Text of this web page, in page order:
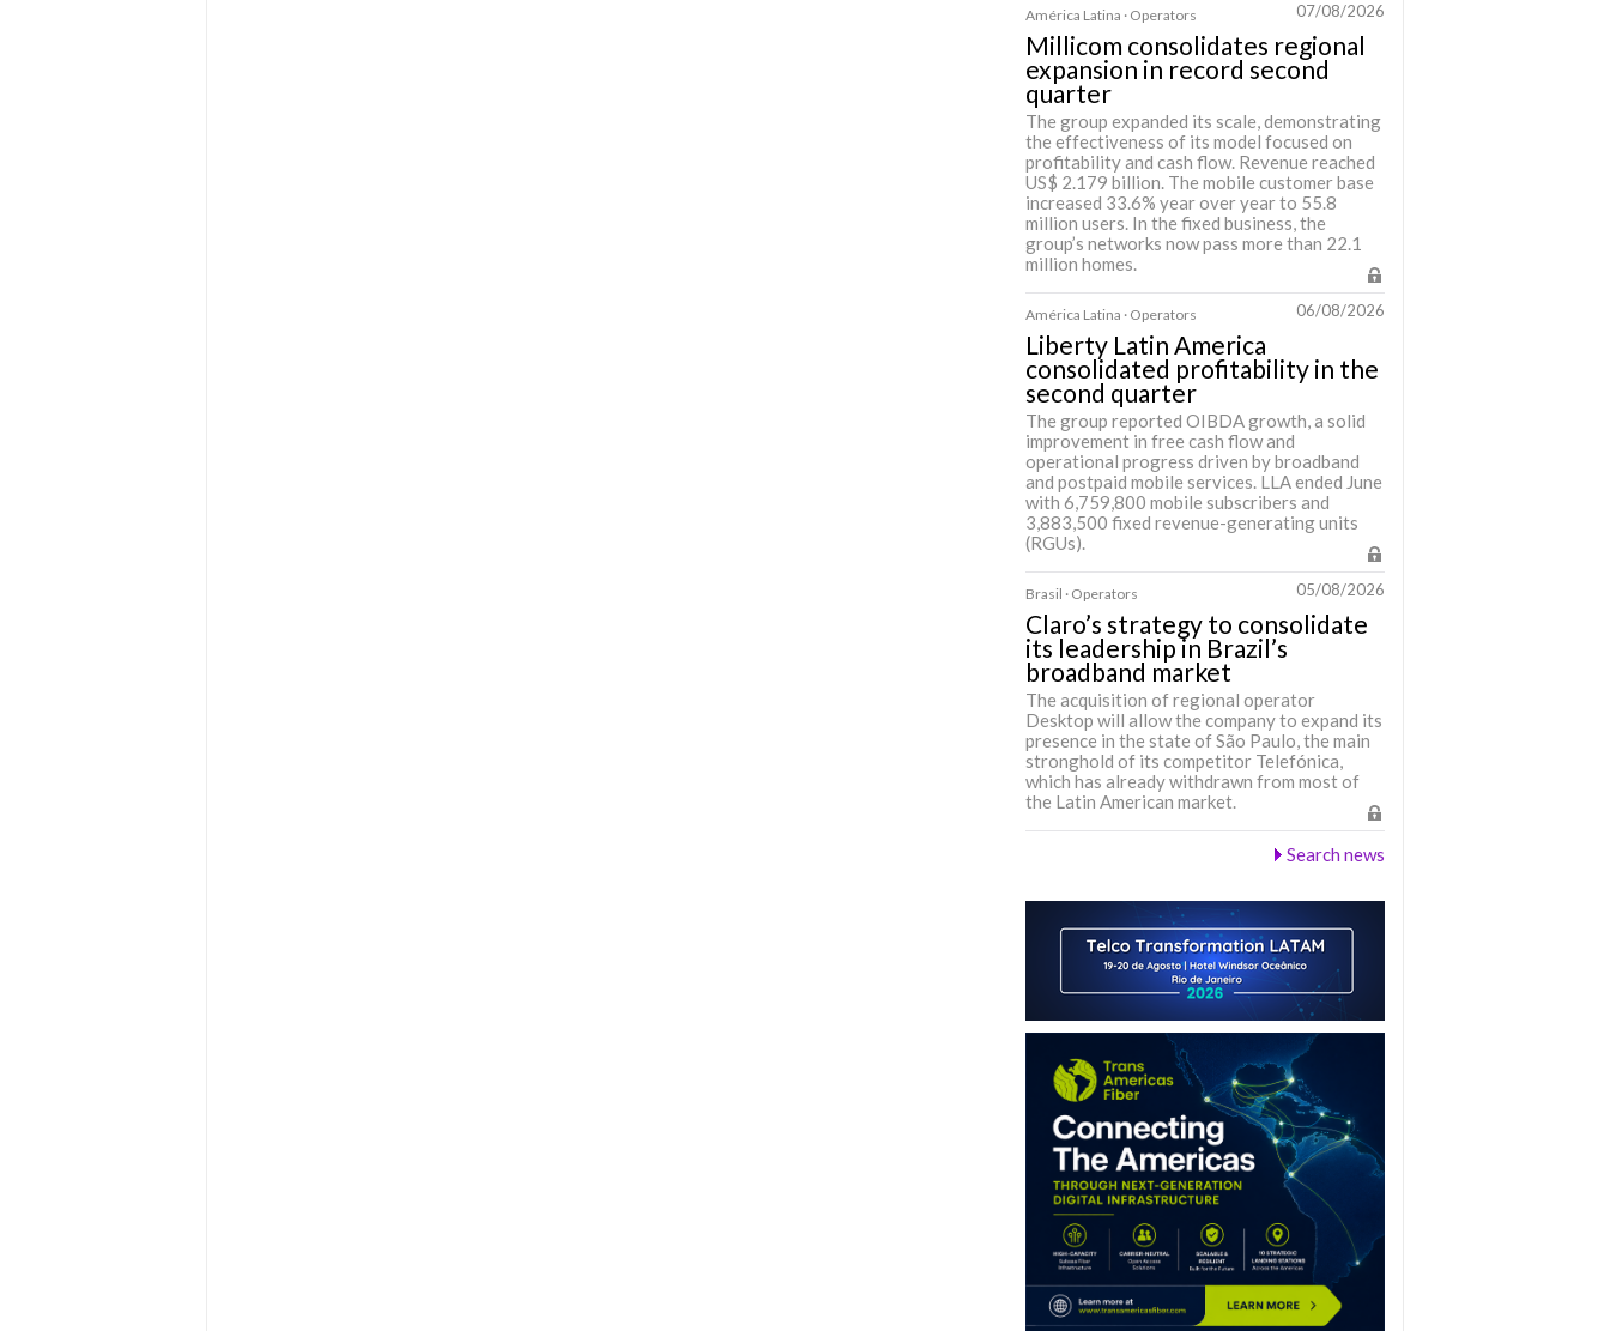
América Latina · Operators 07/08/2026
Millicom consolidates regional
expansion in record second
quarter
The group expanded its scale, demonstrating
the effectiveness of its model focused on
profitability and cash flow. Revenue reached
US$ 2.179 billion. The mobile customer base
increased 33.6% year over year to 55.8
million users. In the fixed business, the
group’s networks now pass more than 22.1
million homes.
América Latina · Operators 06/08/2026
Liberty Latin America
consolidated profitability in the
second quarter
The group reported OIBDA growth, a solid
improvement in free cash flow and
operational progress driven by broadband
and postpaid mobile services. LLA ended June
with 6,759,800 mobile subscribers and
3,883,500 fixed revenue-generating units
(RGUs).
Brasil · Operators 05/08/2026
Claro’s strategy to consolidate
its leadership in Brazil’s
broadband market
The acquisition of regional operator
Desktop will allow the company to expand its
presence in the state of São Paulo, the main
stronghold of its competitor Telefónica,
which has already withdrawn from most of
the Latin American market.
Search news